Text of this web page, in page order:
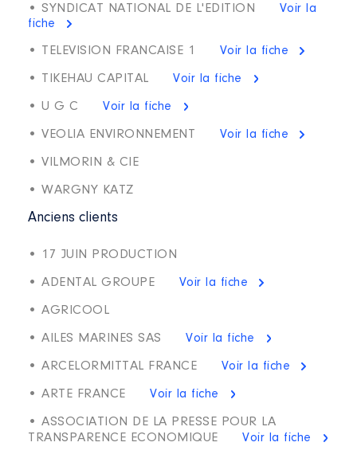
• SYNDICAT NATIONAL DE L'EDITION
Voir la
fiche
• TELEVISION FRANCAISE 1 Voir la fiche
• TIKEHAU CAPITAL Voir la fiche
• U G C Voir la fiche
• VEOLIA ENVIRONNEMENT Voir la fiche
• VILMORIN & CIE
• WARGNY KATZ
Anciens clients
• 17 JUIN PRODUCTION
• ADENTAL GROUPE Voir la fiche
• AGRICOOL
• AILES MARINES SAS Voir la fiche
• ARCELORMITTAL FRANCE Voir la fiche
• ARTE FRANCE Voir la fiche
• ASSOCIATION DE LA PRESSE POUR LA
TRANSPARENCE ECONOMIQUE
Voir la fiche